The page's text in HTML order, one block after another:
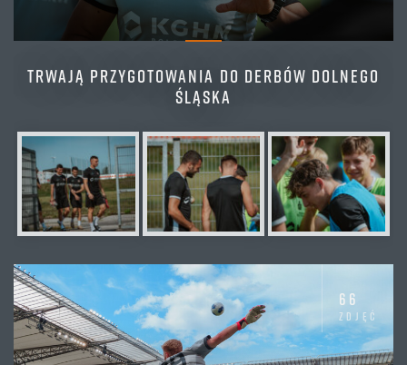
TRWAJĄ PRZYGOTOWANIA DO DERBÓW DOLNEGO
ŚLĄSKA
66
zdjęć